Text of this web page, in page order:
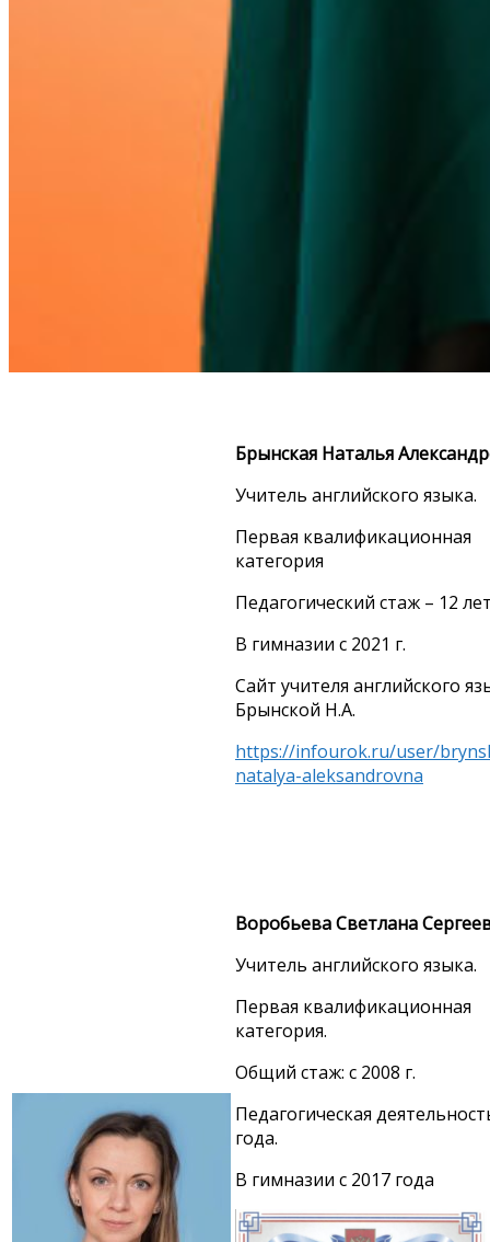
Брынская Наталья
Учитель английского языка.
Первая квалификационная
категория
Педагогический стаж – 12
В гимназии с 2021 г.
Сайт учителя английского
Брынской Н.А.
https://infourok.ru/user/
natalya-aleksandrovna
Воробьева Светлана
Учитель английского языка.
Первая квалификационная
категория.
Общий стаж: с 2008 г.
Педагогическая
года.
В гимназии с 2017 года